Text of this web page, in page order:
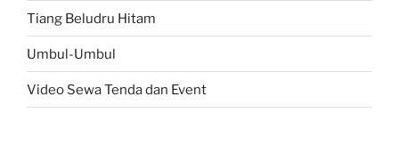
Tiang Beludru Hitam
Umbul-Umbul
Video Sewa Tenda dan Event